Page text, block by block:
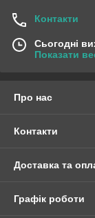
Контакти
Сьогодні
Показати
Про нас
Контакти
Доставка та
Графік роботи